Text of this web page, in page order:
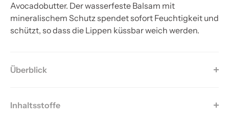
Avocadobutter. Der wasserfeste Balsam mit
mineralischem Schutz spendet sofort Feuchtigkeit und
schützt, so dass die Lippen küssbar weich werden.
Überblick
Inhaltsstoffe